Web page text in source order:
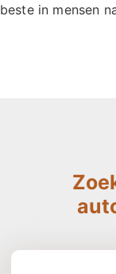
beste in mensen